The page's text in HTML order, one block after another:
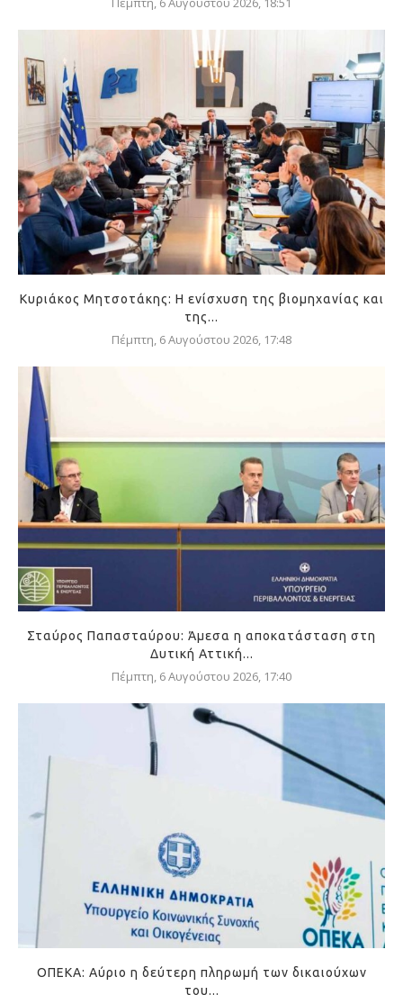
Κυριάκος Μητσοτάκης: Η ενίσχυση της βιομηχανίας και
της...
Πέμπτη, 6 Αυγούστου 2026, 17:48
Σταύρος Παπασταύρου: Άμεσα η αποκατάσταση στη
Δυτική Αττική...
Πέμπτη, 6 Αυγούστου 2026, 17:40
ΟΠΕΚΑ: Αύριο η δεύτερη πληρωμή των δικαιούχων
του...